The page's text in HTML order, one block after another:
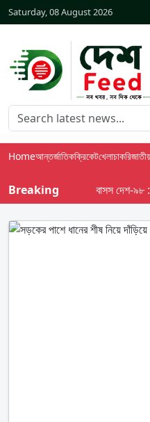
Saturday, 08 August 2026
Homeআন্তর্জাতিকক্রিকেটখেলাচাকরিজাতীয়
Breaking বাসস দেশ-৯৮ :